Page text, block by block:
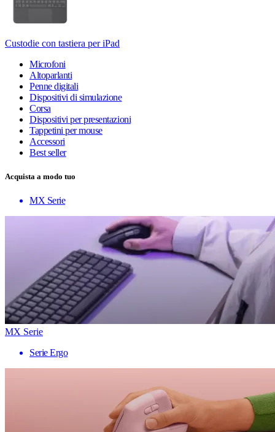
Custodie con tastiera per iPad
Microfoni
Altoparlanti
Penne digitali
Dispositivi di simulazione
Corsa
Dispositivi per presentazioni
Tappetini per mouse
Accessori
Best seller
Acquista a modo tuo
MX Serie
MX Serie
Serie Ergo